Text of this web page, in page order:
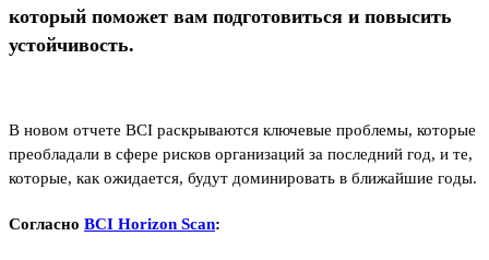
который поможет вам подготовиться и повысить
устойчивость.
В новом отчете BCI раскрываются ключевые проблемы, которые
преобладали в сфере рисков организаций за последний год, и те,
которые, как ожидается, будут доминировать в ближайшие годы.
Согласно BCI Horizon Scan: